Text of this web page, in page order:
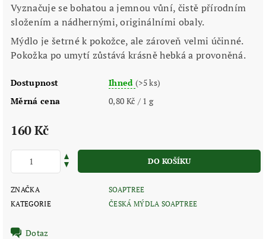
Vyznačuje se bohatou a jemnou vůní, čistě přírodním
složením a nádhernými, originálními obaly.
Mýdlo je šetrné k pokožce, ale zároveň velmi účinné.
Pokožka po umytí zůstává krásně hebká a provoněná.
Dostupnost Ihned(>5 ks)
Měrná cena
0,80 Kč / 1 g
160 Kč
ZNAČKA
SOAPTREE
KATEGORIE
ČESKÁ MÝDLA SOAPTREE
Dotaz